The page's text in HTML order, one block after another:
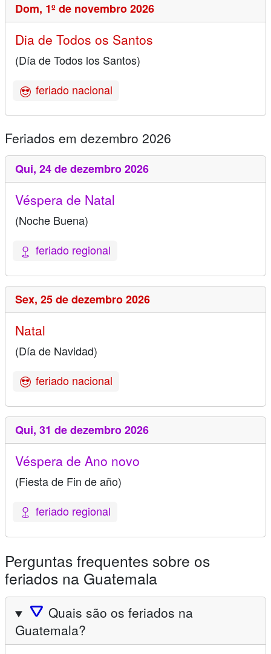
Dom, 1º de novembro 2026
Dia de Todos os Santos
(Día de Todos los Santos)
feriado nacional
Feriados em dezembro 2026
Qui, 24 de dezembro 2026
Véspera de Natal
(Noche Buena)
feriado regional
Sex, 25 de dezembro 2026
Natal
(Día de Navidad)
feriado nacional
Qui, 31 de dezembro 2026
Véspera de Ano novo
(Fiesta de Fin de año)
feriado regional
Perguntas frequentes sobre os
feriados na Guatemala
🛆 Quais são os feriados na
Guatemala?